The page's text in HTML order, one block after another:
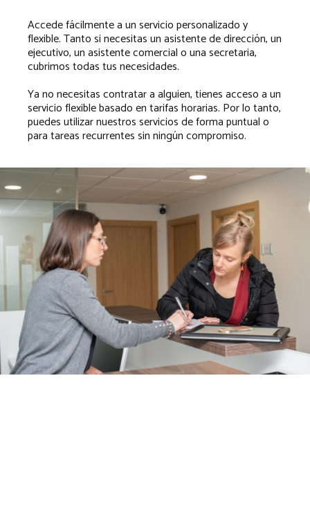
Accede fácilmente a un servicio personalizado y
flexible. Tanto si necesitas un asistente de dirección, un
ejecutivo, un asistente comercial o una secretaria,
cubrimos todas tus necesidades.
Ya no necesitas contratar a alguien, tienes acceso a un
servicio flexible basado en tarifas horarias. Por lo tanto,
puedes utilizar nuestros servicios de forma puntual o
para tareas recurrentes sin ningún compromiso.